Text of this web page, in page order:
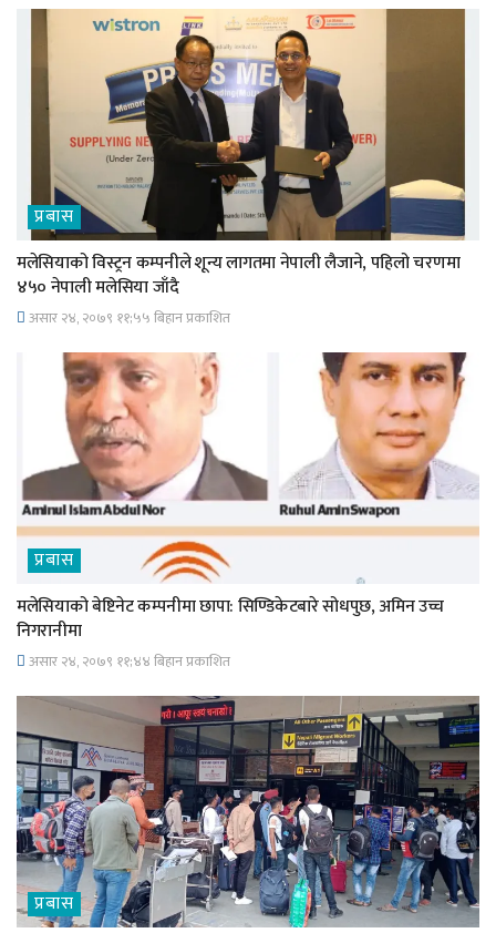
प्रबास
मलेसियाको विस्ट्रन कम्पनीले शून्य लागतमा नेपाली लैजाने, पहिलो चरणमा
४५० नेपाली मलेसिया जाँदै
असार २४, २०७९ ११;५५ बिहान प्रकाशित
प्रबास
मलेसियाको बेष्टिनेट कम्पनीमा छापा: सिण्डिकेटबारे सोधपुछ, अमिन उच्च
निगरानीमा
असार २४, २०७९ ११;४४ बिहान प्रकाशित
प्रबास